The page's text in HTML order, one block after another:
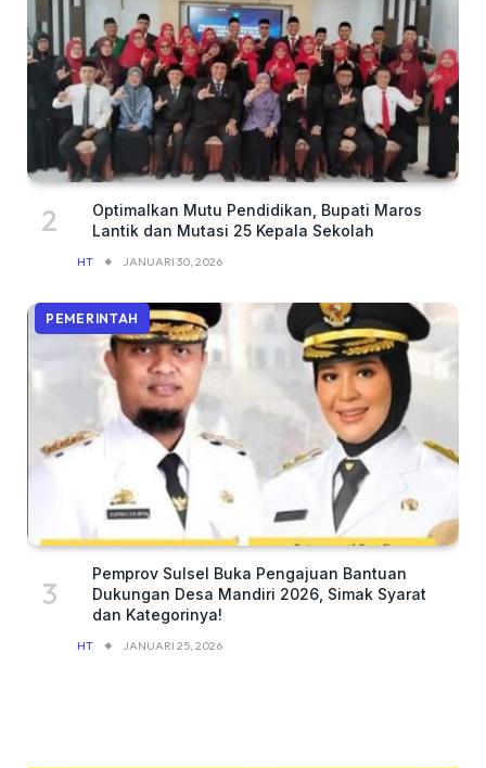
Optimalkan Mutu Pendidikan, Bupati Maros
Lantik dan Mutasi 25 Kepala Sekolah
HT JANUARI 30, 2026
PEMERINTAH
Pemprov Sulsel Buka Pengajuan Bantuan
Dukungan Desa Mandiri 2026, Simak Syarat
dan Kategorinya!
HT JANUARI 25, 2026